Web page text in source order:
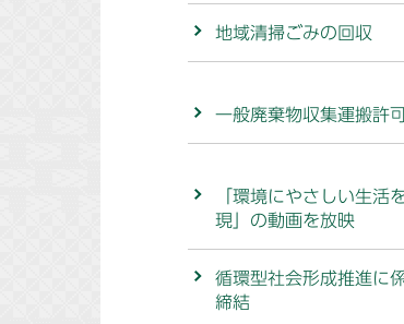
地域清掃ごみの回収
一般廃棄物収集運搬許
「環境にやさしい生活
現」の動画を放映
循環型社会形成推進に
締結